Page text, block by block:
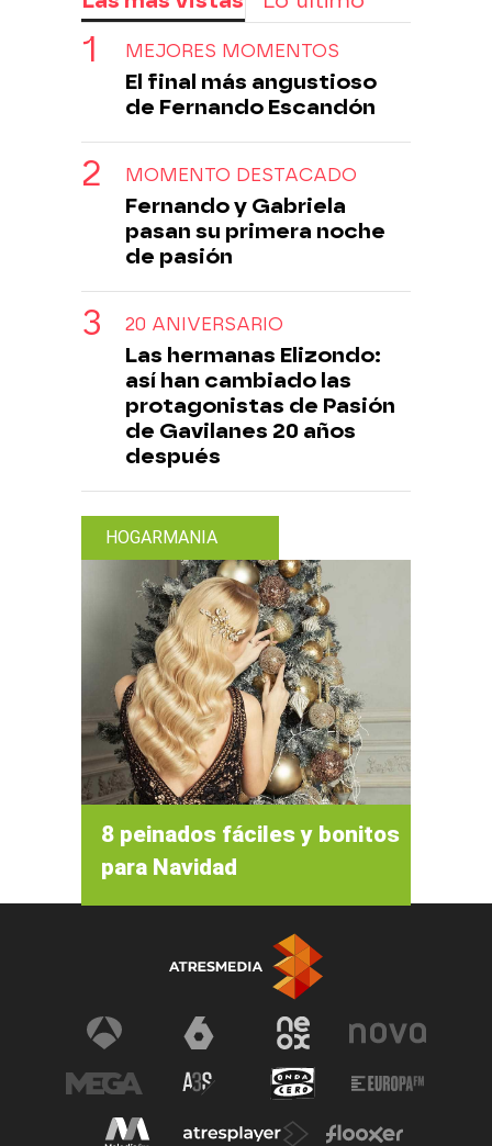
MEJORES MOMENTOS
El final más angustioso
de Fernando Escandón
MOMENTO DESTACADO
Fernando y Gabriela
pasan su primera noche
de pasión
20 ANIVERSARIO
Las hermanas Elizondo:
así han cambiado las
protagonistas de Pasión
de Gavilanes 20 años
después
HOGARMANIA
8 peinados fáciles y bonitos
para Navidad